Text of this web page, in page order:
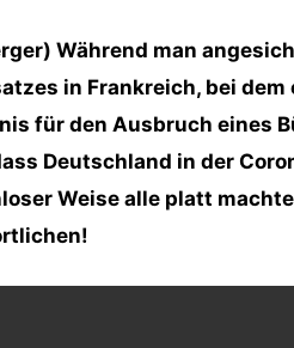
Während man
in Frankreich, bei
für den Ausbruch eines
Deutschland in der
Weise alle platt